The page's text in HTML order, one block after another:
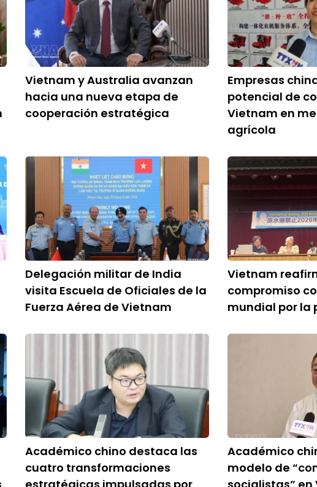
Vietnam y Australia avanzan
hacia una nueva etapa de
cooperación estratégica
Empresas
potencial de
Vietnam en
agrícola
Delegación militar de India
visita Escuela de Oficiales de la
Fuerza Aérea de Vietnam
Vietnam
compromiso
mundial por la
Académico chino destaca las
cuatro transformaciones
Académico
modelo de